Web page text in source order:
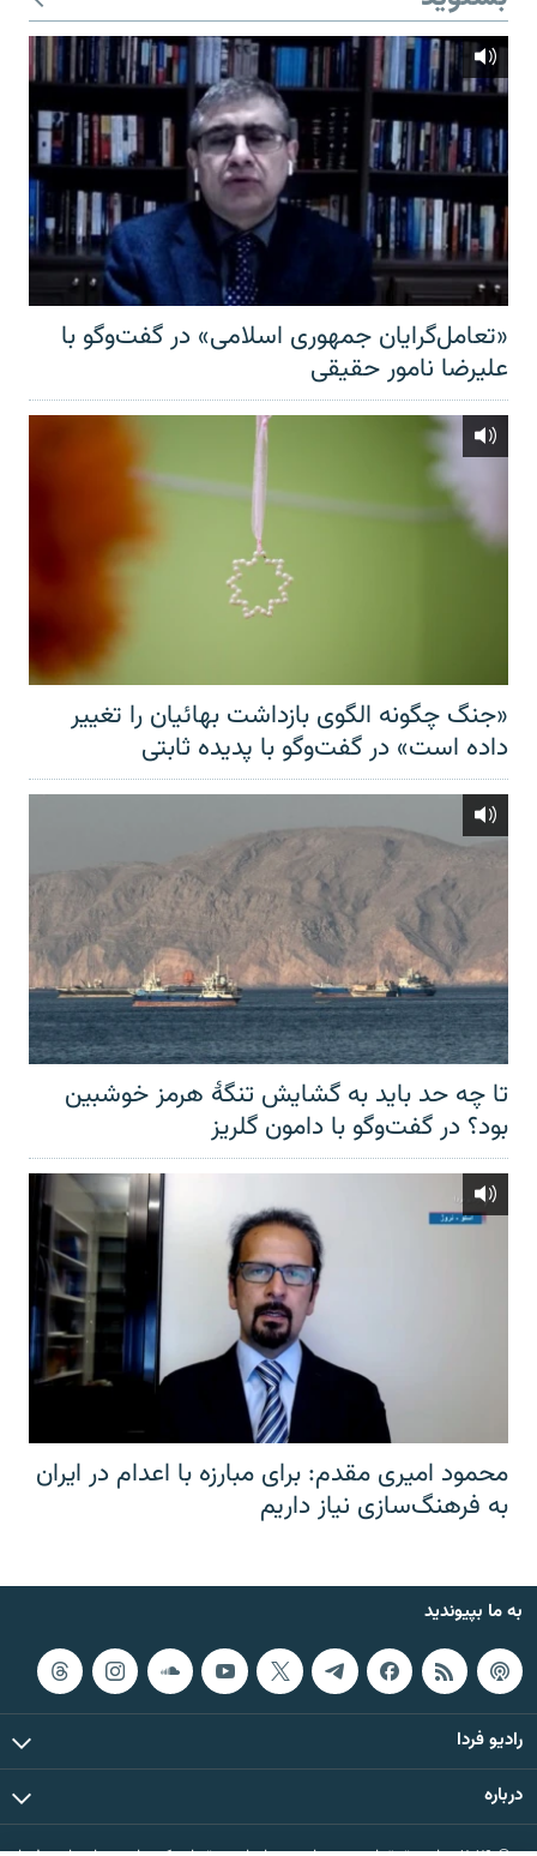
«تعامل‌گرایان جمهوری اسلامی» در گفت‌وگو با
علیرضا نامور حقیقی
«جنگ چگونه الگوی بازداشت بهائیان را تغییر
داده است» در گفت‌وگو با پدیده ثابتی
تا چه حد باید به گشایش تنگهٔ هرمز خوشبین
بود؟ در گفت‌وگو با دامون گلریز
محمود امیری مقدم: برای مبارزه با اعدام در ایران
به فرهنگ‌سازی نیاز داریم
به ما بپیوندید
رادیو فردا
درباره